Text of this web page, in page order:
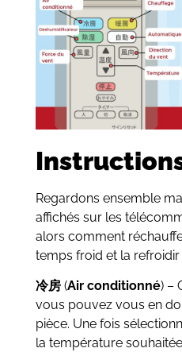
Regardons ensemble
affichés sur les
alors comment
temps froid et la
冷房(Air conditionné) –
vous pouvez vous en
pièce. Une fois
la température